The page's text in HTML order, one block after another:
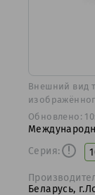
Bнешний вид
Обновлено:
Серия:
Беларусь,